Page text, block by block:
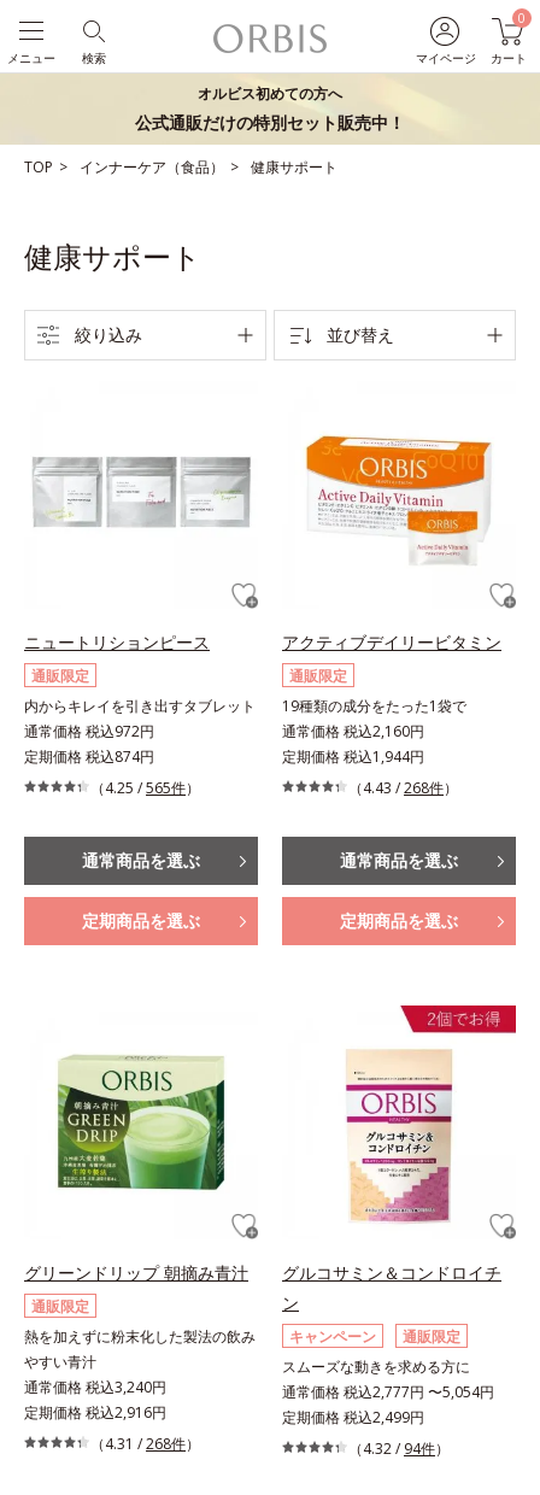
マイページ
0
カート
検索
メニュー
オルビス初めての方へ
公式通販だけの特別セット販売中！
TOP インナーケア（食品） 健康サポート
健康サポート
絞り込み 並び替え
ニュートリションピース
通販限定
内からキレイを引き出すタブレット
通常価格 税込972円
定期価格 税込874円
（4.25 /565件）
通常商品を選ぶ
定期商品を選ぶ
アクティブデイリービタミン
通販限定
19種類の成分をたった1袋で
通常価格 税込2,160円
定期価格 税込1,944円
（4.43 /268件）
通常商品を選ぶ
定期商品を選ぶ
グリーンドリップ 朝摘み青汁
通販限定
熱を加えずに粉末化した製法の飲み
やすい青汁
通常価格 税込3,240円
定期価格 税込2,916円
（4.31 /268件）
グルコサミン＆コンドロイチ
ン
キャンペーン
通販限定
スムーズな動きを求める方に
通常価格 税込2,777円 〜5,054円
定期価格 税込2,499円
（4.32 / 94件）